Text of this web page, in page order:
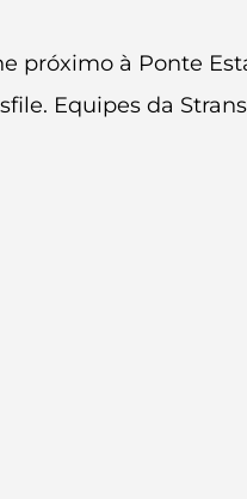
próximo à Ponte
Equipes da